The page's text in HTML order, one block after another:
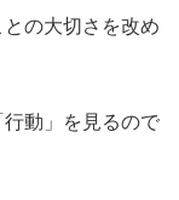
の大切さを改め
動」を見るので